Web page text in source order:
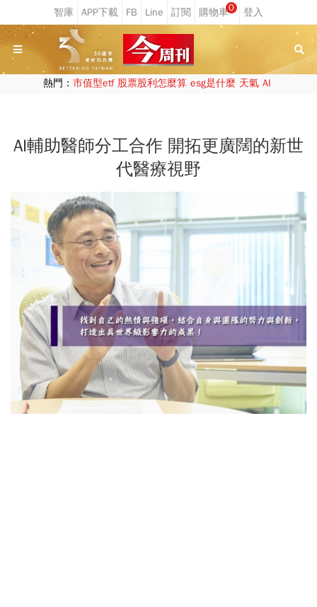
0
熱門： 市值型etf 股票股利怎麼算 esg是什麼 天氣 AI
AI輔助醫師分工合作 開拓更廣闊的新世
代醫療視野